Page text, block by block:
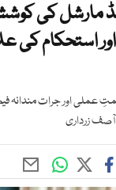
مارشل کی
استحکام کی
عملی اور جرات مندانہ
آصف زرداری